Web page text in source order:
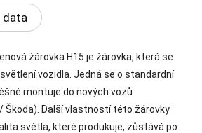
data
žárovka H15 je žárovka, která se
vozidla. Jedná se o standardní
montuje do nových vozů
Škoda). Další vlastností této žárovky
světla, které produkuje, zůstává po